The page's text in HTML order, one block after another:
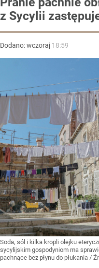
z Sycylii
Dodano:wczoraj 18:59
Soda, sól i kilka kropli olejku
sycylijskim gospodyniom ma
pachnące bez płynu do płukania /